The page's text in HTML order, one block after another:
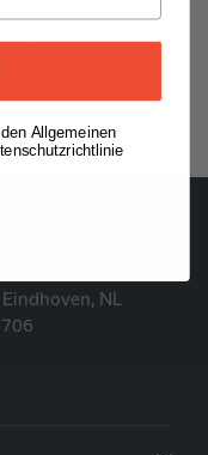
NL
Allgemeinen